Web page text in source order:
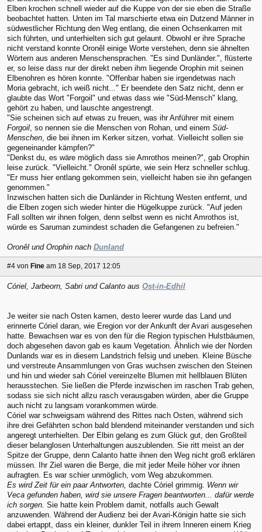
Elben krochen schnell wieder auf die Kuppe von der sie eben die Straße
beobachtet hatten. Unten im Tal marschierte etwa ein Dutzend Männer in
südwestlicher Richtung den Weg entlang, die einen Ochsenkarren mit
sich führten, und unterhielten sich gut gelaunt. Obwohl er ihre Sprache
nicht verstand konnte Oronêl einige Worte verstehen, denn sie ähnelten
Wörtern aus anderen Menschensprachen. "Es sind Dunländer.", flüsterte
er, so leise dass nur der direkt neben ihm liegende Orophin mit seinen
Elbenohren es hören konnte. "Offenbar haben sie irgendetwas nach
Moria gebracht, ich weiß nicht..." Er beendete den Satz nicht, denn er
glaubte das Wort "Forgoil" und etwas dass wie "Süd-Mensch" klang,
gehört zu haben, und lauschte angestrengt.
"Sie scheinen sich auf etwas zu freuen, was ihr Anführer mit einem
Forgoil , so nennen sie die Menschen von Rohan, und einem Süd-
Menschen , die bei ihnen im Kerker sitzen, vorhat. Vielleicht sollen sie
gegeneinander kämpfen?"
"Denkst du, es wäre möglich dass sie Amrothos meinen?", gab Orophin
leise zurück. "Vielleicht." Oronêl spürte, wie sein Herz schneller schlug.
"Er muss hier entlang gekommen sein, vielleicht haben sie ihn gefangen
genommen."
Inzwischen hatten sich die Dunländer in Richtung Westen entfernt, und
die Elben zogen sich wieder hinter die Hügelkuppe zurück. "Auf jeden
Fall sollten wir ihnen folgen, denn selbst wenn es nicht Amrothos ist,
würde es Saruman zumindest schaden die Gefangenen zu befreien."
Oronêl und Orophin nach Dunland
#4 von Fine am 18 Sep, 2017 12:05
Córiel, Jarbeorn, Sabri und Calanto aus Ost-in-Edhil
Je weiter sie nach Osten kamen, desto leerer wurde das Land und
erinnerte Córiel daran, wie Eregion vor der Ankunft der Avari ausgesehen
hatte. Bewachsen war es von den für die Region typischen Hulstbäumen,
doch abgesehen davon gab es kaum Vegetation. Ähnlich wie der Norden
Dunlands war es in diesem Landstrich felsig und uneben. Kleine Büsche
und verstreute Ansammlungen von Gras wuchsen zwischen den Steinen
und hin und wieder sah Córiel vereinzelte Blumen mit hellblauen Blüten
herausstechen. Sie ließen die Pferde inzwischen im raschen Trab gehen,
sodass sie sich nicht allzu rasch verausgaben würden, aber die Gruppe
auch nicht zu langsam vorankommen würde.
Córiel war schweigsam während des Rittes nach Osten, während sich
ihre drei Gefährten schon bald blendend miteinander verstanden und sich
angeregt unterhielten. Der Elbin gelang es zum Glück gut, den Großteil
dieser belanglosen Unterhaltungen auszublenden. Sie ritt meist an der
Spitze der Gruppe, denn Calanto hatte ihnen den Weg nicht groß erklären
müssen. Ihr Ziel waren die Berge, die mit jeder Meile höher vor ihnen
aufragten. Es war schier unmöglich, vom Weg abzukommen.
Es wird Zeit für ein paar Antworten, dachte Córiel grimmig. Wenn wir
Veca gefunden haben, wird sie unsere Fragen beantworten... dafür werde
ich sorgen. Sie hatte kein Problem damit, notfalls auch Gewalt
anzuwenden. Während der Audienz bei der Avari-Königin hatte sie sich
dabei ertappt, dass ein kleiner, dunkler Teil in ihrem Inneren einem Krieg